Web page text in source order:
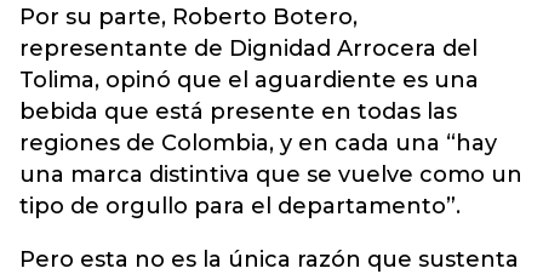
Por su parte, Roberto Botero,
representante de Dignidad Arrocera del
Tolima, opinó que el aguardiente es una
bebida que está presente en todas las
regiones de Colombia, y en cada una “hay
una marca distintiva que se vuelve como un
tipo de orgullo para el departamento”.
Pero esta no es la única razón que sustenta